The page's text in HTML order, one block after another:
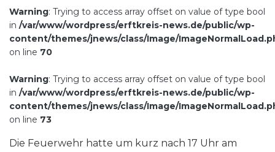
Warning: Trying to access array offset on value of type bool
in /var/www/wordpress/erftkreis-news.de/public/wp-
content/themes/jnews/class/Image/
on line 70
Warning: Trying to access array offset on value of type bool
in /var/www/wordpress/erftkreis-news.de/public/wp-
content/themes/jnews/class/Image/
on line 73
Die Feuerwehr hatte um kurz nach 17 Uhr am